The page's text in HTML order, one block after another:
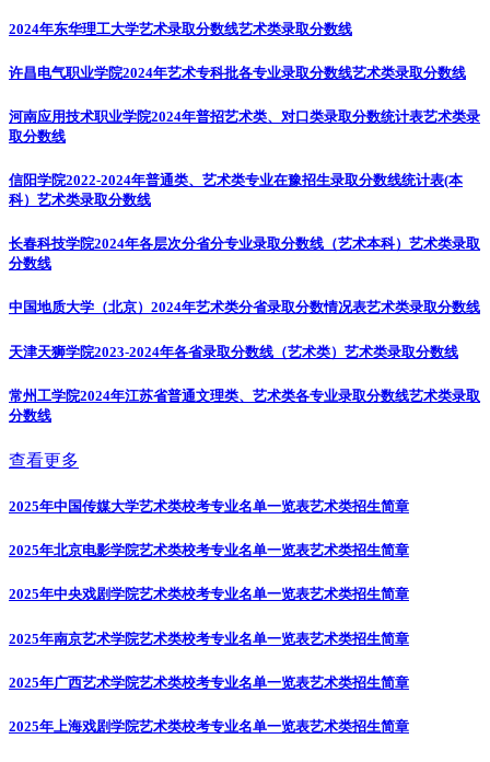
2024年东华理工大学艺术录取分数线艺术类录取分数线
许昌电气职业学院2024年艺术专科批各专业录取分数线艺术类录取分数线
河南应用技术职业学院2024年普招艺术类、对口类录取分数统计表艺术类录
取分数线
信阳学院2022-2024年普通类、艺术类专业在豫招生录取分数线统计表(本
科） 艺术类录取分数线
长春科技学院2024年各层次分省分专业录取分数线（艺术本科） 艺术类录取
分数线
中国地质大学（北京）2024年艺术类分省录取分数情况表艺术类录取分数线
天津天狮学院2023-2024年各省录取分数线（艺术类） 艺术类录取分数线
常州工学院2024年江苏省普通文理类、艺术类各专业录取分数线艺术类录取
分数线
查看更多
2025年中国传媒大学艺术类校考专业名单一览表艺术类招生简章
2025年北京电影学院艺术类校考专业名单一览表艺术类招生简章
2025年中央戏剧学院艺术类校考专业名单一览表艺术类招生简章
2025年南京艺术学院艺术类校考专业名单一览表艺术类招生简章
2025年广西艺术学院艺术类校考专业名单一览表艺术类招生简章
2025年上海戏剧学院艺术类校考专业名单一览表艺术类招生简章